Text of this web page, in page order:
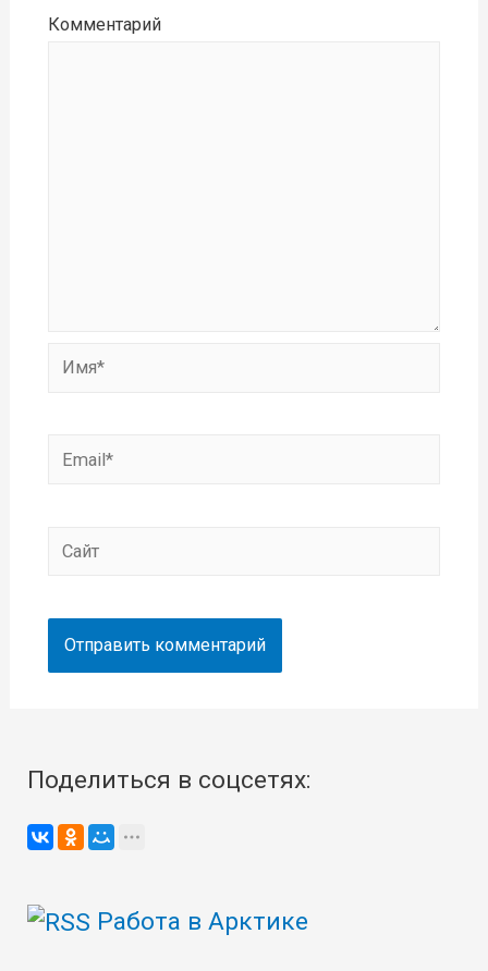
Комментарий
Имя*
Email*
Сайт
Поделиться в соцсетях:
Работа в Арктике